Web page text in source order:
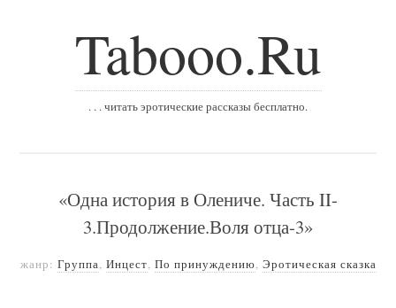
Tabooo.Ru
. . . читать эротические рассказы бесплатно.
«Одна история в Олениче. Часть II-
3.Продолжение.Воля отца-3»
жанр: Группа, Инцест, По принуждению, Эротическая сказка